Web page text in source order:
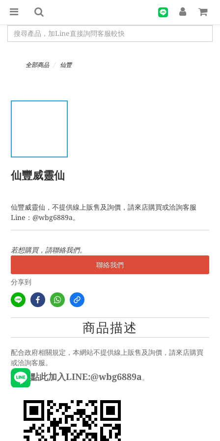
全部商品 仙豐
仙豐威靈仙
仙豐威靈仙，不提供線上販售及詢價，請來店購買或洽詢客服
Line：@wbg6889a。
若想購買，請聯絡我們。
聯絡我們
分享到
商品描述
配合政府相關規定，本網站不提供線上販售及詢價，請來店購買
或洽詢客服。
點此加入LINE:@wbg6889a。